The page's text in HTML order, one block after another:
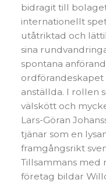
bidragit till
internationellt
utåtriktad och
sina
spontana
anställda. I rollen
välskött och
Lars-Göran
tjänar som en
framgångsrikt
Tillsammans med
företag bildar